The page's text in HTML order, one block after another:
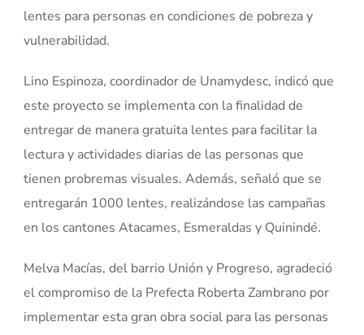
lentes para personas en condiciones de pobreza y
vulnerabilidad.
Lino Espinoza, coordinador de Unamydesc, indicó que
este proyecto se implementa con la finalidad de
entregar de manera gratuita lentes para facilitar la
lectura y actividades diarias de las personas que
tienen probremas visuales. Además, señaló que se
entregarán 1000 lentes, realizándose las campañas
en los cantones Atacames, Esmeraldas y Quinindé.
Melva Macías, del barrio Unión y Progreso, agradeció
el compromiso de la Prefecta Roberta Zambrano por
implementar esta gran obra social para las personas